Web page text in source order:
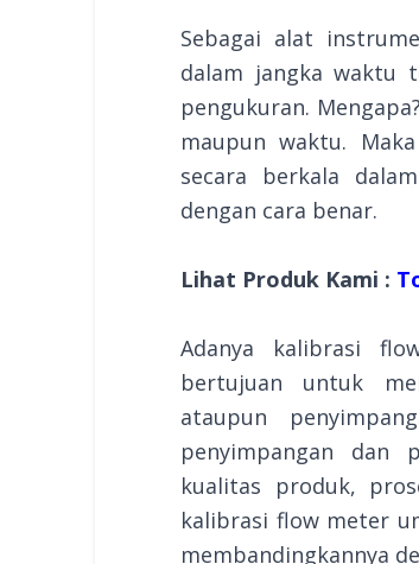
Sebagai alat
dalam jangka waktu
pengukuran.
maupun waktu.
secara berkala
dengan cara benar.
Lihat Produk Kami :
Adanya kalibrasi
bertujuan untuk
ataupun
penyimpangan dan
kualitas produk,
kalibrasi flow meter
membandingkannya